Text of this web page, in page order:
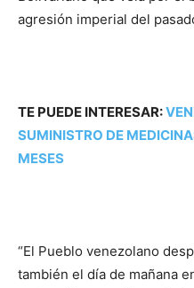
agresión imperial del
TE PUEDE INTERESAR:
SUMINISTRO DE
MESES
“El Pueblo venezolano
también el día de mañana